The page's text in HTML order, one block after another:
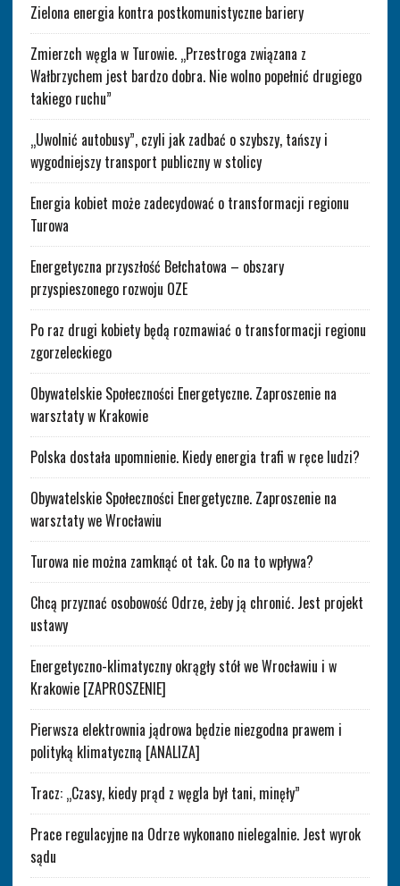
Zielona energia kontra postkomunistyczne bariery
Zmierzch węgla w Turowie. „Przestroga związana z
Wałbrzychem jest bardzo dobra. Nie wolno popełnić drugiego
takiego ruchu”
„Uwolnić autobusy”, czyli jak zadbać o szybszy, tańszy i
wygodniejszy transport publiczny w stolicy
Energia kobiet może zadecydować o transformacji regionu
Turowa
Energetyczna przyszłość Bełchatowa – obszary
przyspieszonego rozwoju OZE
Po raz drugi kobiety będą rozmawiać o transformacji regionu
zgorzeleckiego
Obywatelskie Społeczności Energetyczne. Zaproszenie na
warsztaty w Krakowie
Polska dostała upomnienie. Kiedy energia trafi w ręce ludzi?
Obywatelskie Społeczności Energetyczne. Zaproszenie na
warsztaty we Wrocławiu
Turowa nie można zamknąć ot tak. Co na to wpływa?
Chcą przyznać osobowość Odrze, żeby ją chronić. Jest projekt
ustawy
Energetyczno-klimatyczny okrągły stół we Wrocławiu i w
Krakowie [ZAPROSZENIE]
Pierwsza elektrownia jądrowa będzie niezgodna prawem i
polityką klimatyczną [ANALIZA]
Tracz: „Czasy, kiedy prąd z węgla był tani, minęły”
Prace regulacyjne na Odrze wykonano nielegalnie. Jest wyrok
sądu